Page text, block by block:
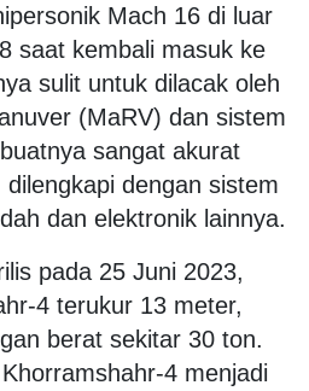
Mach 16 di luar
saat kembali masuk ke
sulit untuk dilacak oleh
(MaRV) dan sistem
sangat akurat
dengan sistem
dan elektronik lainnya.
pada 25 Juni 2023,
4 terukur 13 meter,
berat sekitar 30 ton.
4 menjadi